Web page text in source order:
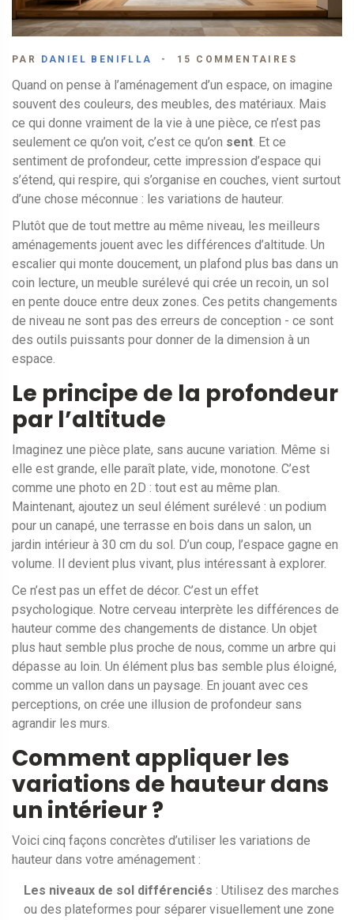
PAR DANIEL BENIFLLA 15 COMMENTAIRES
Quand on pense à l’aménagement d’un espace, on imagine
souvent des couleurs, des meubles, des matériaux. Mais
ce qui donne vraiment de la vie à une pièce, ce n’est pas
seulement ce qu’on voit, c’est ce qu’on sent. Et ce
sentiment de profondeur, cette impression d’espace qui
s’étend, qui respire, qui s’organise en couches, vient surtout
d’une chose méconnue : les variations de hauteur.
Plutôt que de tout mettre au même niveau, les meilleurs
aménagements jouent avec les différences d’altitude. Un
escalier qui monte doucement, un plafond plus bas dans un
coin lecture, un meuble surélevé qui crée un recoin, un sol
en pente douce entre deux zones. Ces petits changements
de niveau ne sont pas des erreurs de conception - ce sont
des outils puissants pour donner de la dimension à un
espace.
Le principe de la profondeur
par l’altitude
Imaginez une pièce plate, sans aucune variation. Même si
elle est grande, elle paraît plate, vide, monotone. C’est
comme une photo en 2D : tout est au même plan.
Maintenant, ajoutez un seul élément surélevé : un podium
pour un canapé, une terrasse en bois dans un salon, un
jardin intérieur à 30 cm du sol. D’un coup, l’espace gagne en
volume. Il devient plus vivant, plus intéressant à explorer.
Ce n’est pas un effet de décor. C’est un effet
psychologique. Notre cerveau interprète les différences de
hauteur comme des changements de distance. Un objet
plus haut semble plus proche de nous, comme un arbre qui
dépasse au loin. Un élément plus bas semble plus éloigné,
comme un vallon dans un paysage. En jouant avec ces
perceptions, on crée une illusion de profondeur sans
agrandir les murs.
Comment appliquer les
variations de hauteur dans
un intérieur ?
Voici cinq façons concrètes d’utiliser les variations de
hauteur dans votre aménagement :
Les niveaux de sol différenciés : Utilisez des marches
ou des plateformes pour séparer visuellement une zone